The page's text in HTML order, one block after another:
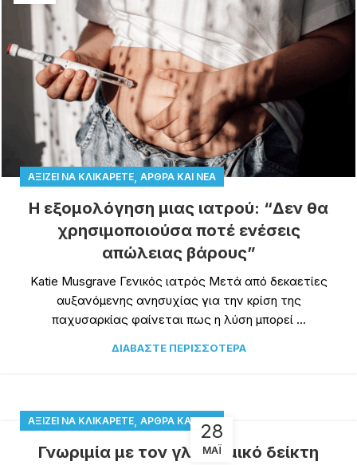
ΑΞΊΖΕΙ ΝΑ ΚΛΙΚΑΡΕΤΕ, ΆΡΘΡΑ ΚΑΙ ΝΈΑ
Η εξομολόγηση μιας ιατρού: “Δεν θα
χρησιμοποιούσα ποτέ ενέσεις
απώλειας βάρους”
Katie Musgrave Γενικός ιατρός Μετά από δεκαετίες
αυξανόμενης ανησυχίας για την κρίση της
παχυσαρκίας φαίνεται πως η λύση μπορεί ...
ΔΙΑΒΆΣΤΕ ΠΕΡΙΣΣΌΤΕΡΑ
28
ΜΆΙ
ΑΞΊΖΕΙ ΝΑ ΚΛΙΚΑΡΕΤΕ, ΆΡΘΡΑ ΚΑΙ ΝΈΑ
Γνωριμία με τον γλυκαιμικό δείκτη